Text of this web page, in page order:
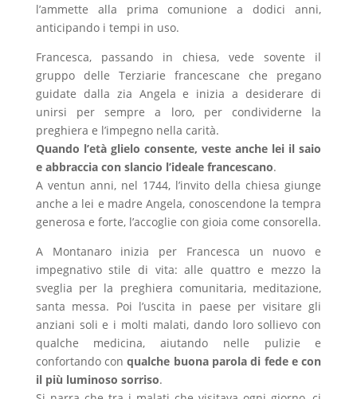
l’ammette alla prima comunione a dodici anni,
anticipando i tempi in uso.
Francesca, passando in chiesa, vede sovente il
gruppo delle Terziarie francescane che pregano
guidate dalla zia Angela e inizia a desiderare di
unirsi per sempre a loro, per condividerne la
preghiera e l’impegno nella carità.
Quando l’età glielo consente, veste anche lei il saio
e abbraccia con slancio l’ideale francescano.
A ventun anni, nel 1744, l’invito della chiesa giunge
anche a lei e madre Angela, conoscendone la tempra
generosa e forte, l’accoglie con gioia come consorella.
A Montanaro inizia per Francesca un nuovo e
impegnativo stile di vita: alle quattro e mezzo la
sveglia per la preghiera comunitaria, meditazione,
santa messa. Poi l’uscita in paese per visitare gli
anziani soli e i molti malati, dando loro sollievo con
qualche medicina, aiutando nelle pulizie e
confortando conqualche buona parola di fede e con
il più luminoso sorriso.